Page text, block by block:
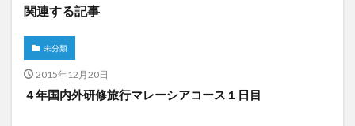
関連する記事
未分類
2015年12月20日
４年国内外研修旅行マレーシアコース１日目